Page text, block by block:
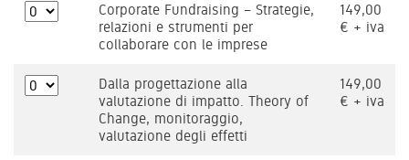
Corporate Fundraising – Strategie,
relazioni e strumenti per
collaborare con le imprese
149,00
€ + iva
Dalla progettazione alla
valutazione di impatto. Theory of
Change, monitoraggio,
valutazione degli effetti
149,00
€ + iva